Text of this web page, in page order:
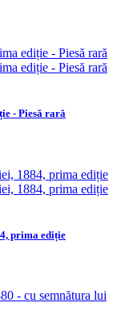
- Piesă rară
prima ediție